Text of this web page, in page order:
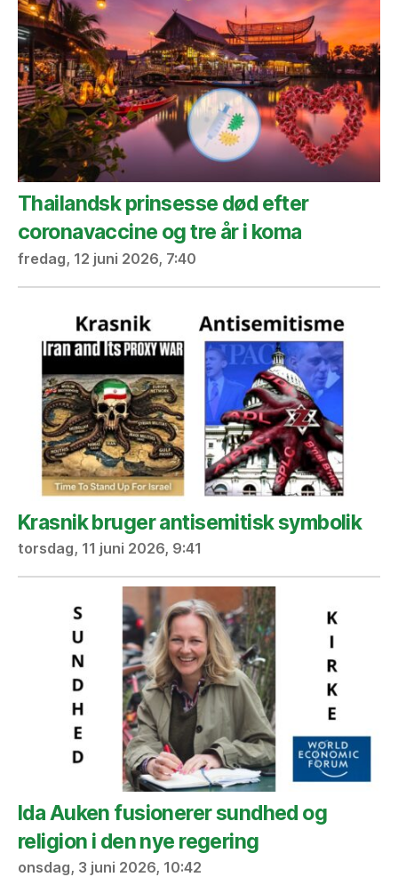
Thailandsk prinsesse død efter
coronavaccine og tre år i koma
fredag, 12 juni 2026, 7:40
Krasnik bruger antisemitisk symbolik
torsdag, 11 juni 2026, 9:41
Ida Auken fusionerer sundhed og
religion i den nye regering
onsdag, 3 juni 2026, 10:42